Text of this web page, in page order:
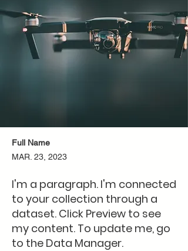
Full Name
MAR. 23, 2023
I'm a paragraph. I'm connected
to your collection through a
dataset. Click Preview to see
my content. To update me, go
to the Data Manager.